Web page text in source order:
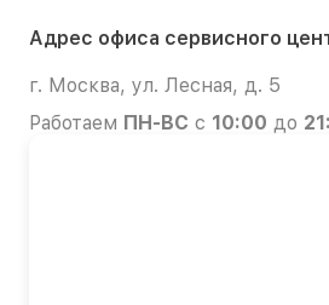
Адрес офиса сервисного
г. Москва, ул. Лесная, д. 5
Работаем ПН-ВС с 10:00 до